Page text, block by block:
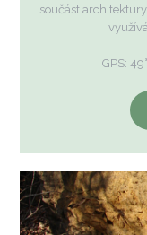
součást
GPS: